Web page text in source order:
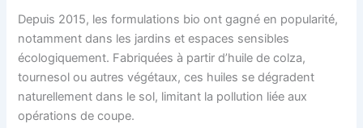
Depuis 2015, les formulations bio ont gagné en popularité,
notamment dans les jardins et espaces sensibles
écologiquement. Fabriquées à partir d’huile de colza,
tournesol ou autres végétaux, ces huiles se dégradent
naturellement dans le sol, limitant la pollution liée aux
opérations de coupe.